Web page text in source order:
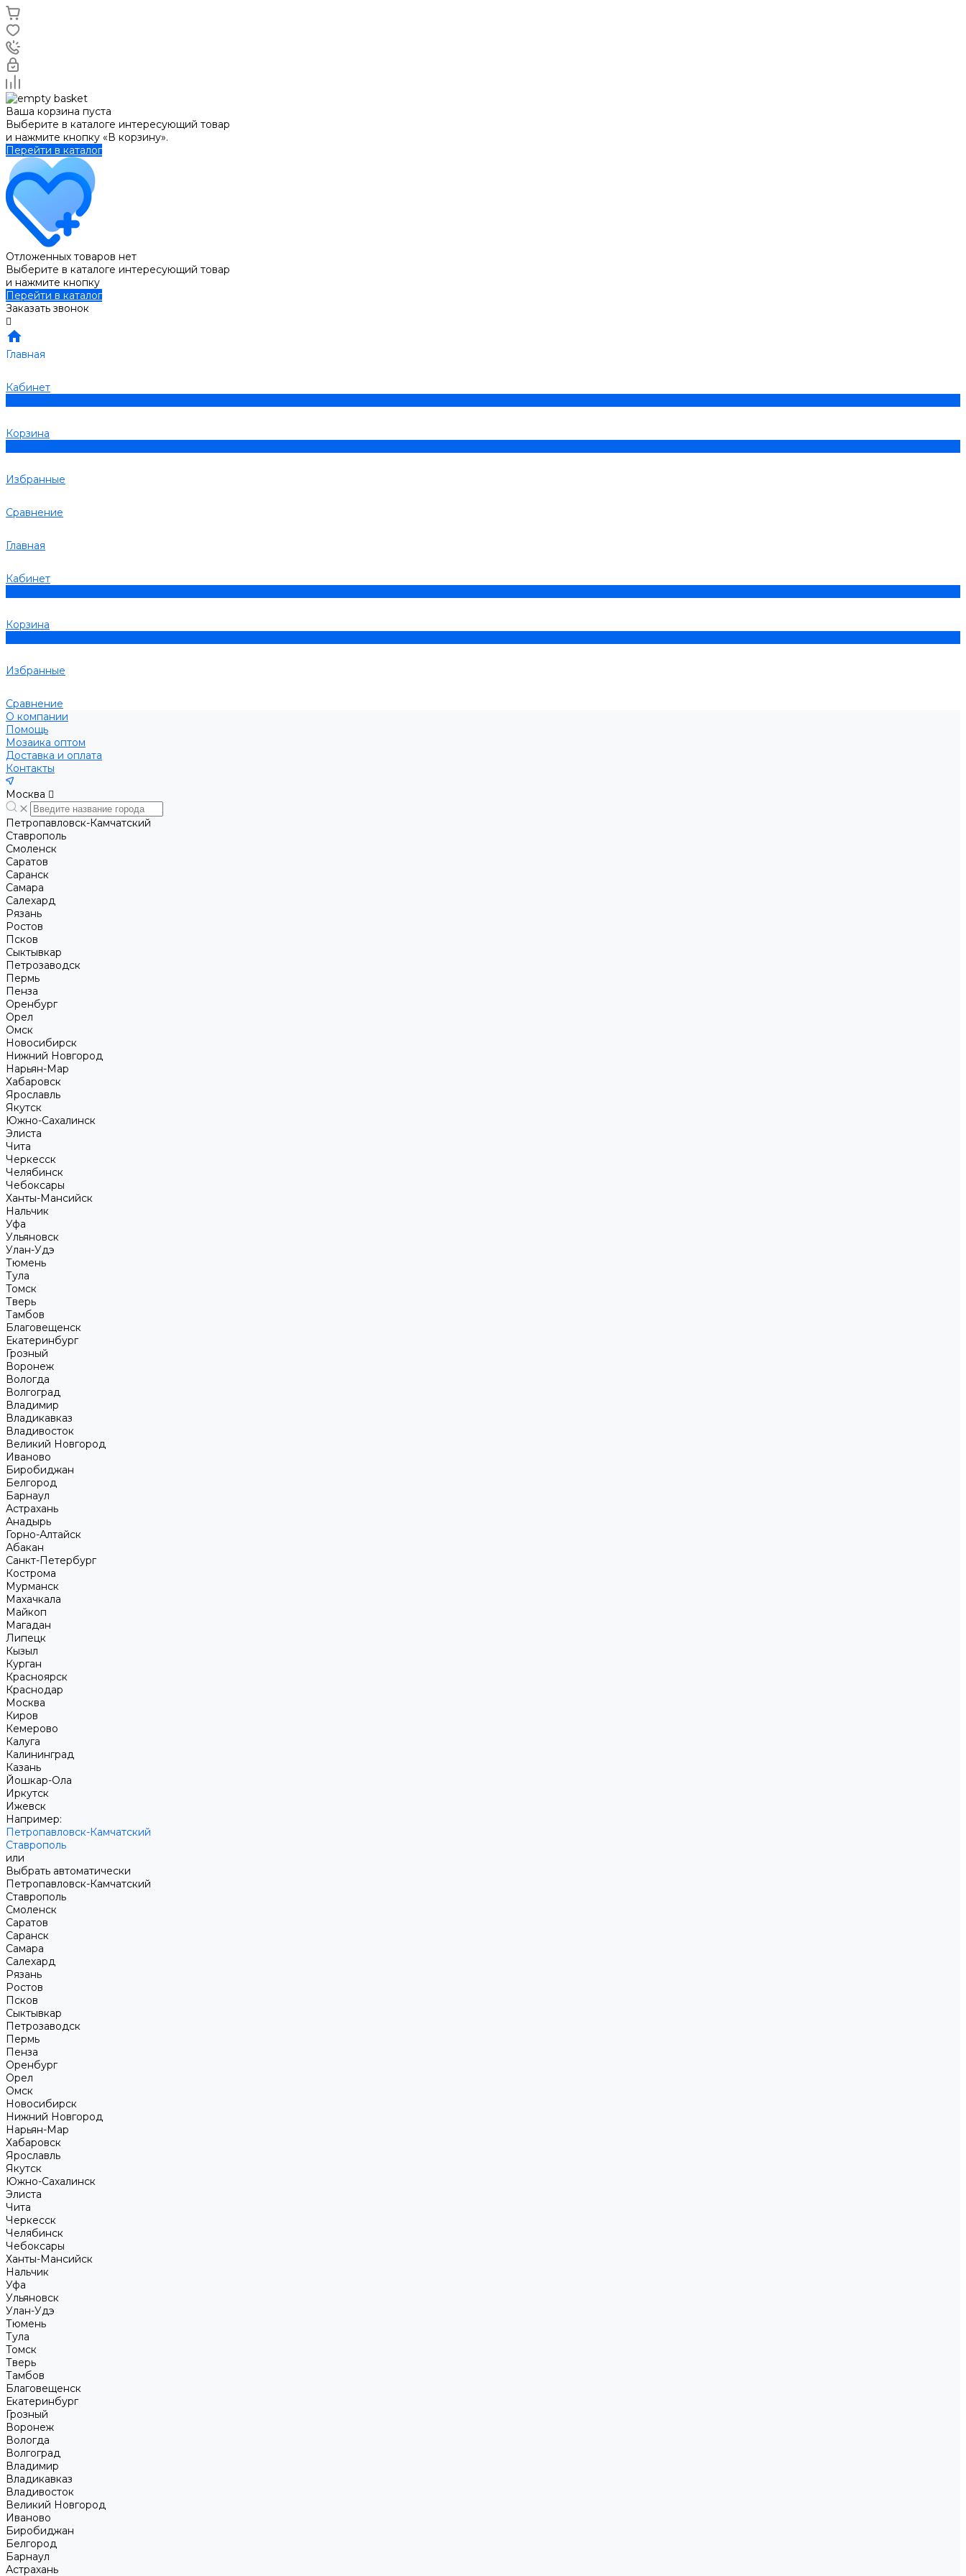
Ваша корзина пуста
Выберите в каталоге интересующий товар
и нажмите кнопку «В корзину».
Перейти в каталог
Отложенных товаров нет
Выберите в каталоге интересующий товар
и нажмите кнопку
Перейти в каталог
Заказать звонок
Главная
Кабинет
Корзина
Избранные
Сравнение
Главная
Кабинет
Корзина
Избранные
Сравнение
О компании
Помощь
Мозаика оптом
Доставка и оплата
Контакты
Москва
Петропавловск-Камчатский
Ставрополь
Смоленск
Саратов
Саранск
Самара
Салехард
Рязань
Ростов
Псков
Сыктывкар
Петрозаводск
Пермь
Пенза
Оренбург
Орел
Омск
Новосибирск
Нижний Новгород
Нарьян-Мар
Хабаровск
Ярославль
Якутск
Южно-Сахалинск
Элиста
Чита
Черкесск
Челябинск
Чебоксары
Ханты-Мансийск
Нальчик
Уфа
Ульяновск
Улан-Удэ
Тюмень
Тула
Томск
Тверь
Тамбов
Благовещенск
Екатеринбург
Грозный
Воронеж
Вологда
Волгоград
Владимир
Владикавказ
Владивосток
Великий Новгород
Иваново
Биробиджан
Белгород
Барнаул
Астрахань
Анадырь
Горно-Алтайск
Абакан
Санкт-Петербург
Кострома
Мурманск
Махачкала
Майкоп
Магадан
Липецк
Кызыл
Курган
Красноярск
Краснодар
Москва
Киров
Кемерово
Калуга
Калининград
Казань
Йошкар-Ола
Иркутск
Ижевск
Например:
Петропавловск-Камчатский
Ставрополь
или
Выбрать автоматически
Петропавловск-Камчатский
Ставрополь
Смоленск
Саратов
Саранск
Самара
Салехард
Рязань
Ростов
Псков
Сыктывкар
Петрозаводск
Пермь
Пенза
Оренбург
Орел
Омск
Новосибирск
Нижний Новгород
Нарьян-Мар
Хабаровск
Ярославль
Якутск
Южно-Сахалинск
Элиста
Чита
Черкесск
Челябинск
Чебоксары
Ханты-Мансийск
Нальчик
Уфа
Ульяновск
Улан-Удэ
Тюмень
Тула
Томск
Тверь
Тамбов
Благовещенск
Екатеринбург
Грозный
Воронеж
Вологда
Волгоград
Владимир
Владикавказ
Владивосток
Великий Новгород
Иваново
Биробиджан
Белгород
Барнаул
Астрахань